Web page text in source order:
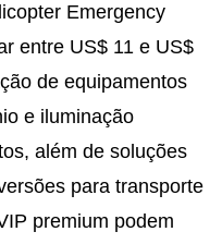
Emergency
entre US$ 11 e US$
de equipamentos
e iluminação
além de soluções
para transporte
premium podem